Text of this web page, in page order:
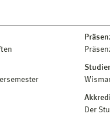
Der